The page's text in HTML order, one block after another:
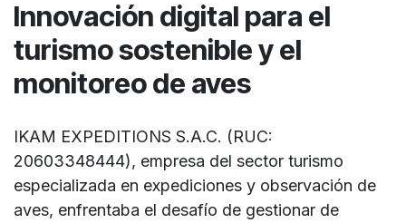
Innovación digital para el
turismo sostenible y el
monitoreo de aves
IKAM EXPEDITIONS S.A.C. (RUC:
20603348444), empresa del sector turismo
especializada en expediciones y observación de
aves, enfrentaba el desafío de gestionar de